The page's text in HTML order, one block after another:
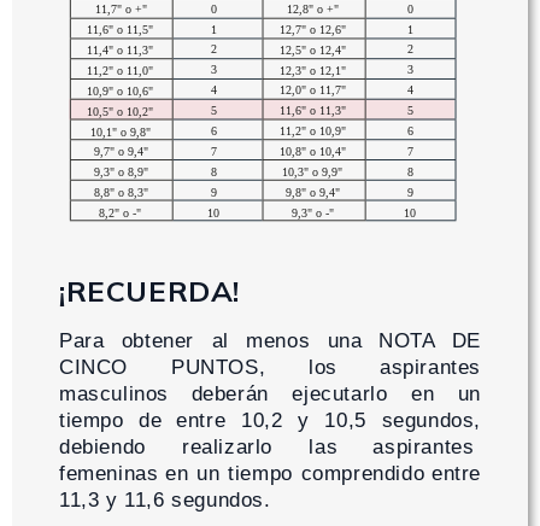
¡RECUERDA!
Para obtener al menos una
NOTA DE
CINCO PUNTOS, los
aspirantes
masculinos
deberán ejecutarloen un
tiempo de
entre 10,2 y 10,5 segundos,
debiendo realizarlo las
aspirantes
femeninas en un tiempo comprendido entre
11,3 y 11,6 segundos.